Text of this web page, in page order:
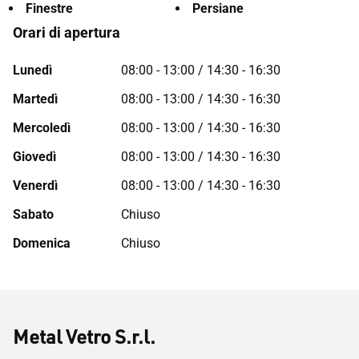
Finestre Persiane
Orari di apertura
Lunedì
08:00 - 13:00 / 14:30 - 16:30
Martedì
08:00 - 13:00 / 14:30 - 16:30
Mercoledì
08:00 - 13:00 / 14:30 - 16:30
Giovedì
08:00 - 13:00 / 14:30 - 16:30
Venerdì
08:00 - 13:00 / 14:30 - 16:30
Sabato
Chiuso
Domenica
Chiuso
Metal Vetro S.r.l.